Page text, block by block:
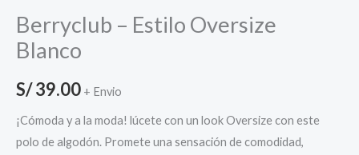
Berryclub – Estilo Oversize
Blanco
S/39.00 + Envio
¡Cómoda y a la moda! lúcete con un look Oversize con este
polo de algodón. Promete una sensación de comodidad,